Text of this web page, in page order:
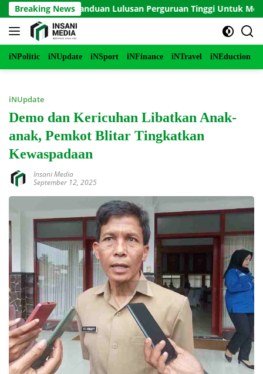
Langsung
ke
konten
Breaking News
2 Serial Panduan Lulusan Perguruan Tinggi Untuk Menjadi
iNPolitic iNUpdate iNSport iNFinance iNTravel iNEduction
iNUpdate
Demo dan Kericuhan Libatkan Anak-
anak, Pemkot Blitar Tingkatkan
Kewaspadaan
Insani Media
September 12, 2025